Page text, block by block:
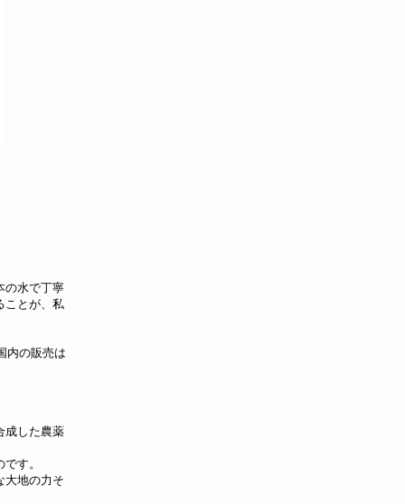
の水で丁寧
ことが、私
内の販売は
成した農薬
す。
大地の力そ